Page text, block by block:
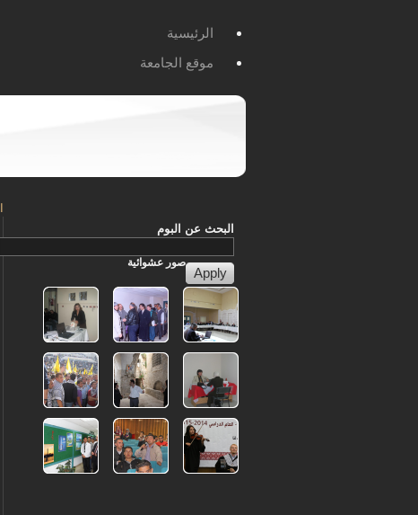
الرئيسية
موقع الجامعة
البحث عن البوم
صور عشوائية